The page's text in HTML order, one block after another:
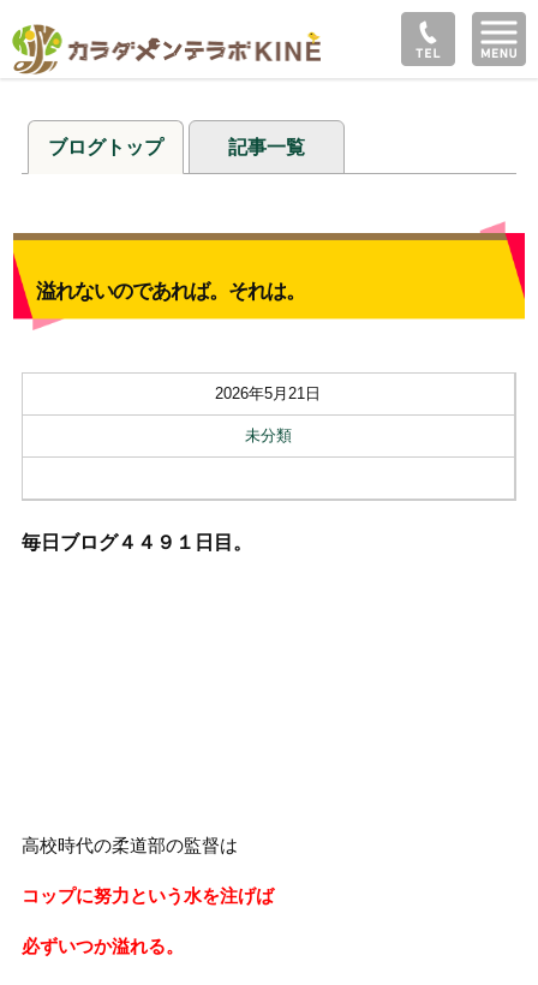
ブログトップ 記事一覧
溢れないのであれば。それは。
2026年5月21日
未分類
毎日ブログ４４９１ 日目。
高校時代の柔道部の監督は
コップに努力という水を注げば
必ずいつか溢れる。